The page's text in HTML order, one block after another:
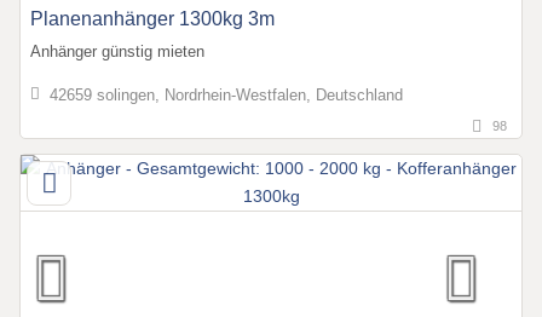
Planenanhänger 1300kg 3m
Anhänger günstig mieten
42659 solingen, Nordrhein-Westfalen, Deutschland
98